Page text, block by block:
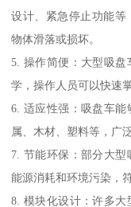
设计、紧急停止功能等
物体滑落或损坏。
5. 操作简便：大型吸
学，操作人员可以快速
6. 适应性强：吸盘车
属、木材、塑料等，广
7. 节能环保：部分大
能源消耗和环境污染，
8. 模块化设计：许多